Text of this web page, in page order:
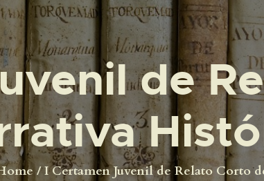
de
I Certamen Juvenil de Relato Corto
MUSEO